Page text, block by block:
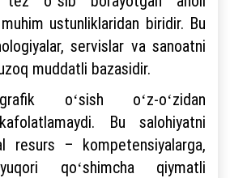
ustunliklaridan biridir. Bu
servislar va sanoatni
muddatli bazasidir.
oʻsish oʻz-oʻzidan
Bu salohiyatni
resurs – kompetensiyalarga,
qoʻshimcha qiymatli